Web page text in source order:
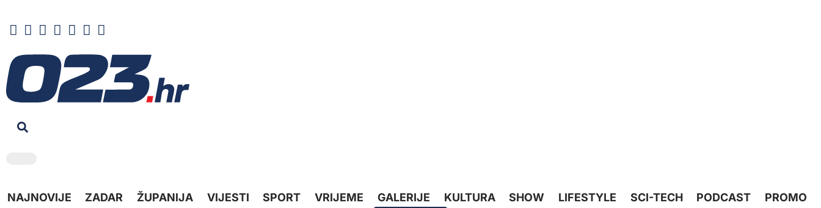
NAJNOVIJE ZADAR ŽUPANIJA VIJESTI SPORT VRIJEME GALERIJE KULTURA SHOW LIFESTYLE SCI-TECH PODCAST
PROMO